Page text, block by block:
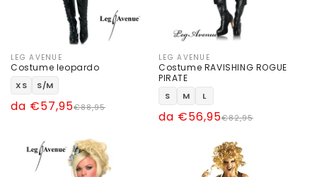
Produttore:
LEG AVENUE
Costume leopardo
XS S/M
Prezzo
listino
€88,95
Prezzo
da €57,95
Produttore:
LEG AVENUE
Costume RAVISHING ROGUE
PIRATE
S M L
Prezzo
€82,95
Prezzo
da €56,95